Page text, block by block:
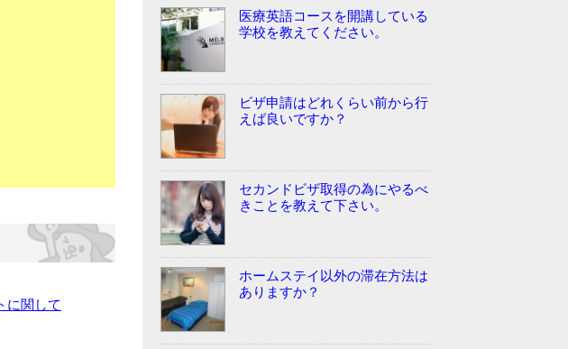
に関して
医療英語コースを開講している
学校を教えてください。
ビザ申請はどれくらい前から行
えば良いですか？
セカンドビザ取得の為にやるべ
きことを教えて下さい。
ホームステイ以外の滞在方法は
ありますか？